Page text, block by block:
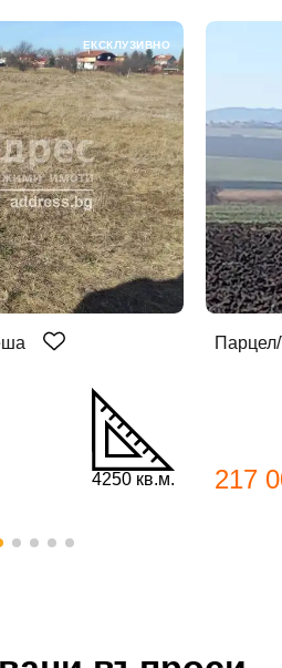
4250 кв.м.
ЕКСКЛУЗИВНО
217